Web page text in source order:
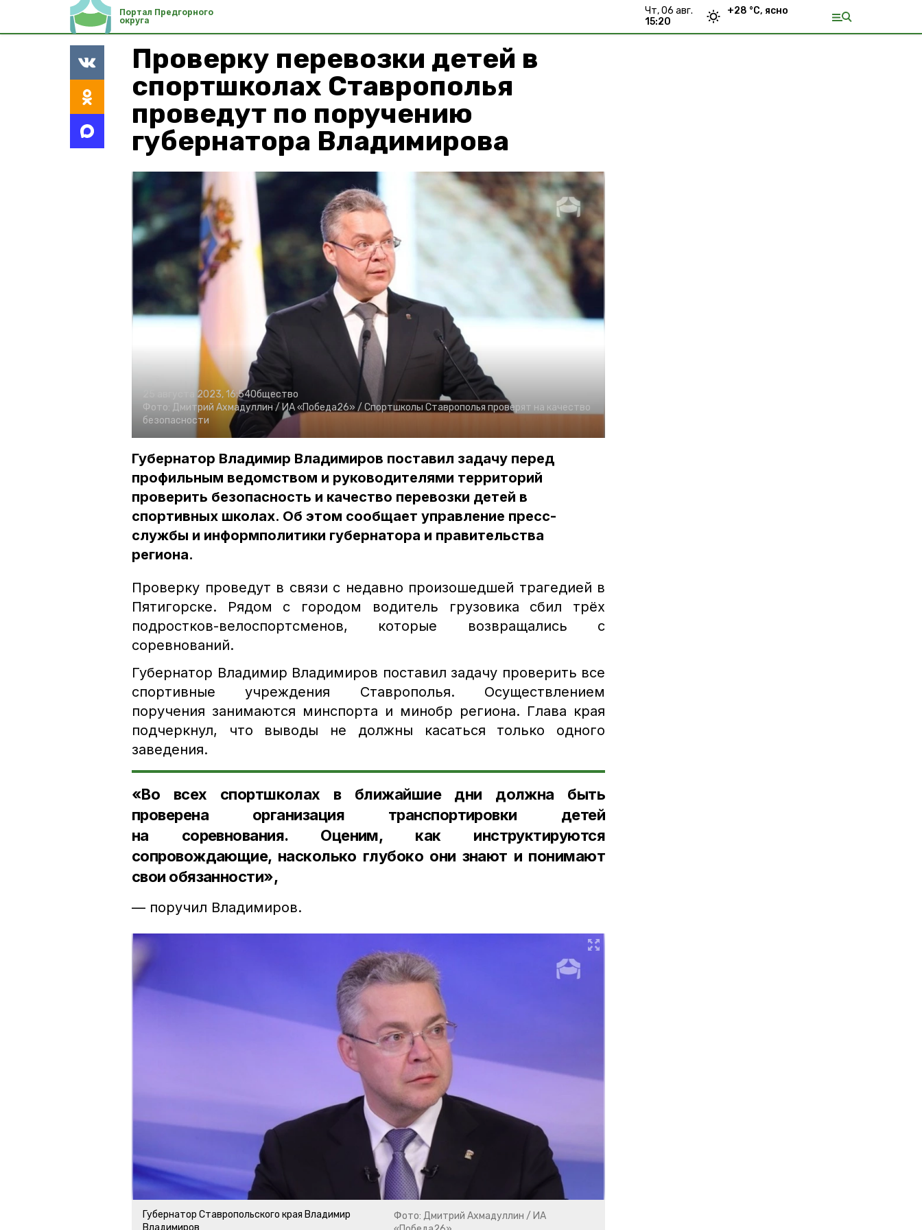
Портал Предгорного
округа
чт, 06 авг.
15:20
+28 °С, ясно
Проверку перевозки детей в
спортшколах Ставрополья
проведут по поручению
губернатора Владимирова
25 августа 2023, 16:54Общество
Фото: Дмитрий Ахмадуллин / ИА «Победа26» / Спортшколы Ставрополья проверят на качество
безопасности
Губернатор Владимир Владимиров поставил задачу перед
профильным ведомством и руководителями территорий
проверить безопасность и качество перевозки детей в
спортивных школах. Об этом сообщает управление пресс-
службы и информполитики губернатора и правительства
региона.
Проверку проведут в связи с недавно произошедшей трагедией в
Пятигорске. Рядом с городом водитель грузовика сбил трёх
подростков-велоспортсменов, которые возвращались с
соревнований.
Губернатор Владимир Владимиров поставил задачу проверить все
спортивные учреждения Ставрополья. Осуществлением
поручения занимаются минспорта и минобр региона. Глава края
подчеркнул, что выводы не должны касаться только одного
заведения.
«Во всех спортшколах в ближайшие дни должна быть
проверена организация транспортировки детей
на соревнования. Оценим, как инструктируются
сопровождающие, насколько глубоко они знают и понимают
свои обязанности»,
— поручил Владимиров.
Губернатор Ставропольского края Владимир
Фото: Дмитрий Ахмадуллин / ИА